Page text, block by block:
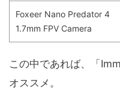
Foxeer Nano Predator 4
1.7mm FPV Camera
この中であれば、「
オススメ。